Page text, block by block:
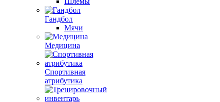
Гандбол
Мячи
Медицина
Спортивная
атрибутика